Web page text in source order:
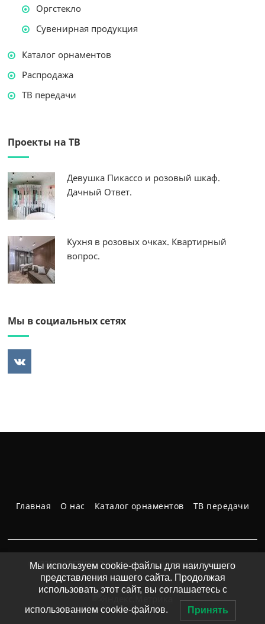
Оргстекло
Сувенирная продукция
Каталог орнаментов
Распродажа
ТВ передачи
Проекты на ТВ
Девушка Пикассо и розовый шкаф.
Дачный Ответ.
Кухня в розовых очках. Квартирный
вопрос.
Мы в социальных сетях
Главная О нас Каталог орнаментов ТВ передачи
© 2026 · КВЕРКУС. Эксклюзивные изделия на заказ, под
ключ.
Мы используем cookie-файлы для наилучшего
представления нашего сайта. Продолжая
использовать этот сайт, вы соглашаетесь с
использованием cookie-файлов. Принять